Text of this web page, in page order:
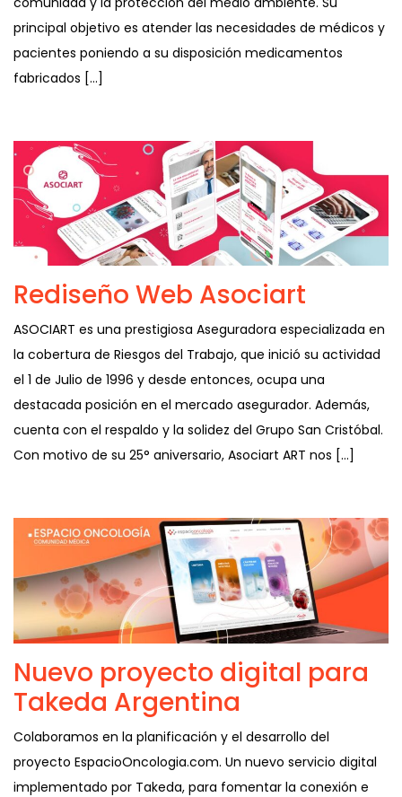
principal objetivo es atender las necesidades de médicos y
pacientes poniendo a su disposición medicamentos
fabricados […]
Rediseño Web Asociart
ASOCIART es una prestigiosa Aseguradora especializada en
la cobertura de Riesgos del Trabajo, que inició su actividad
el 1 de Julio de 1996 y desde entonces, ocupa una
destacada posición en el mercado asegurador. Además,
cuenta con el respaldo y la solidez del Grupo San Cristóbal.
Con motivo de su 25° aniversario, Asociart ART nos […]
Nuevo proyecto digital para
Takeda Argentina
Colaboramos en la planificación y el desarrollo del
proyecto EspacioOncologia.com. Un nuevo servicio digital
implementado por Takeda, para fomentar la conexión e